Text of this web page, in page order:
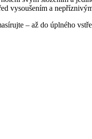
vysoušením a
– až do úplného